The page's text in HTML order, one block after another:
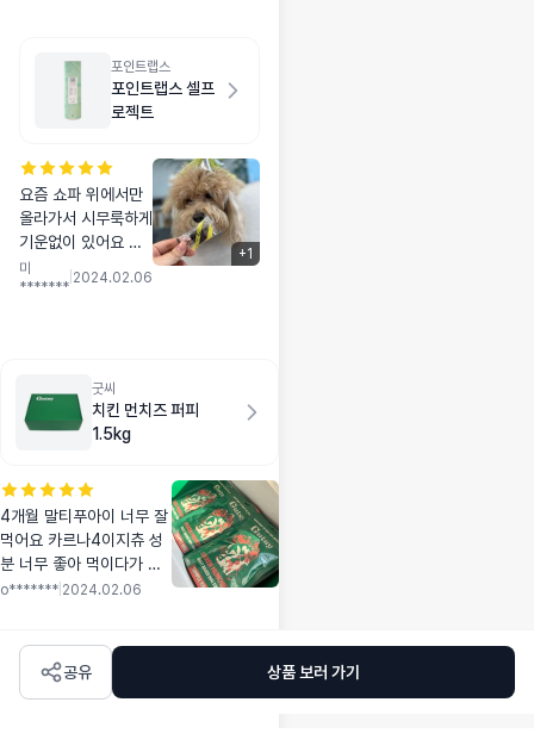
포인트랩스
포인트랩스 셀프
로젝트
요즘 쇼파 위에서만
올라가서 시무룩하게
기운없이 있어요 엄
마가 일한다고 못놀
아줘서 그런가? 생각
영양제 알아보다가,
항산화가 좋다고 해
서 구매했어요 일단,
비닐 소리만 나도 먹
모처럼 뛰뛰하는 모
습 보니 먹이길 잘했
다 싶네요
미
*******
2024.02.06
+1
굿씨
치킨 먼치즈 퍼피
1.5kg
4개월 말티푸아이 너무 잘
먹어요 카르나4이지츄 성
분 너무 좋아 먹이다가 바
꿔보는데 퍼피사료라 그런
어요 ㅎㅎ
o******* 2024.02.06
공유 상품 보러 가기